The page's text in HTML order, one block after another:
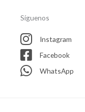
Síguenos
Instagram
Facebook
WhatsApp